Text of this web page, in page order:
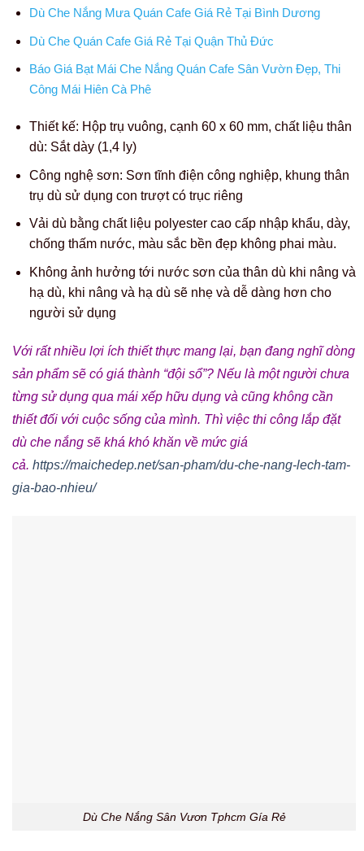
Dù Che Nắng Mưa Quán Cafe Giá Rẻ Tại Bình Dương
Dù Che Quán Cafe Giá Rẻ Tại Quận Thủ Đức
Báo Giá Bạt Mái Che Nắng Quán Cafe Sân Vườn Đẹp, Thi
Công Mái Hiên Cà Phê
Thiết kế: Hộp trụ vuông, cạnh 60 x 60 mm, chất liệu thân
dù: Sắt dày (1,4 ly)
Công nghệ sơn: Sơn tĩnh điện công nghiệp, khung thân
trụ dù sử dụng con trượt có trục riêng
Vải dù bằng chất liệu polyester cao cấp nhập khẩu, dày,
chống thấm nước, màu sắc bền đẹp không phai màu.
Không ảnh hưởng tới nước sơn của thân dù khi nâng và
hạ dù, khi nâng và hạ dù sẽ nhẹ và dễ dàng hơn cho
người sử dụng
Với rất nhiều lợi ích thiết thực mang lại, bạn đang nghĩ dòng
sản phẩm sẽ có giá thành “đội sổ”? Nếu là một người chưa
từng sử dụng qua mái xếp hữu dụng và cũng không cần
thiết đối với cuộc sống của mình. Thì việc thi công lắp đặt
dù che nắng sẽ khá khó khăn về mức giá
cả. https://maichedep.net/san-pham/du-che-nang-lech-tam-
gia-bao-nhieu/
Dù Che Nắng Sân Vươn Tphcm Gía Rẻ